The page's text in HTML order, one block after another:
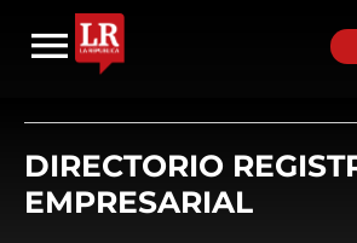
DIRECTORIO
EMPRESARIAL